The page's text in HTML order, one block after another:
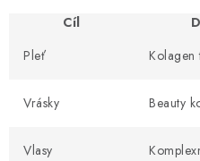
Cíl
Pleť
Kolagen
Vrásky Beauty
Vlasy